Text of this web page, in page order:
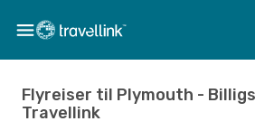
Flyreiser til Plymouth -
Travellink